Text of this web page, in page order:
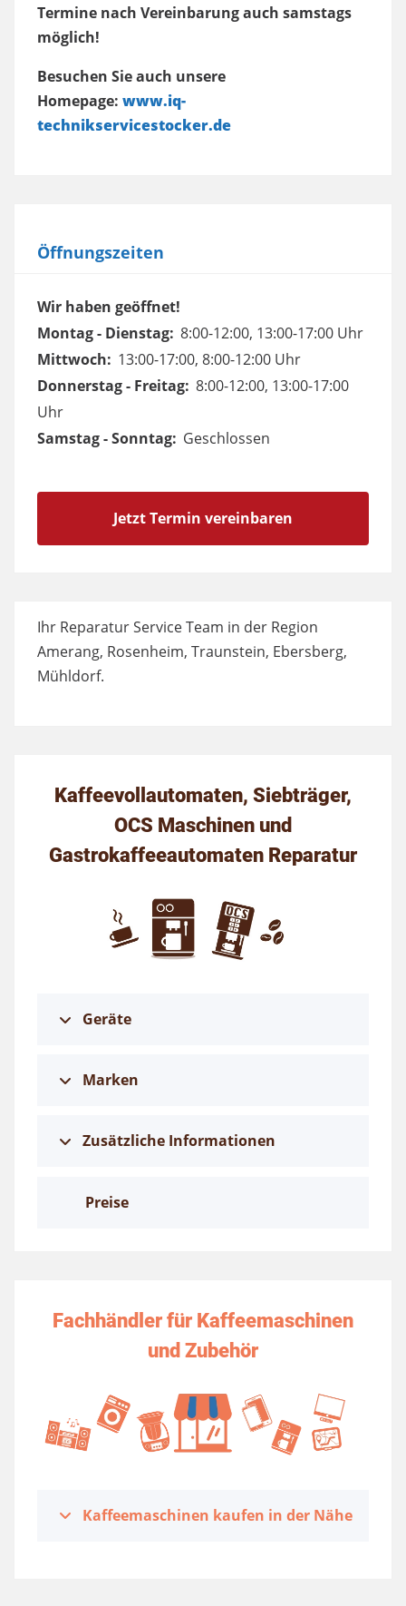
Termine nach Vereinbarung auch samstags
möglich!
Besuchen Sie auch unsere
Homepage: www.iq-
technikservicestocker.de
Öffnungszeiten
Wir haben geöffnet!
Montag - Dienstag: 8:00-12:00, 13:00-17:00 Uhr
Mittwoch: 13:00-17:00, 8:00-12:00 Uhr
Donnerstag - Freitag: 8:00-12:00, 13:00-17:00
Uhr
Samstag - Sonntag: Geschlossen
Jetzt Termin vereinbaren
Ihr Reparatur Service Team in der Region
Amerang, Rosenheim, Traunstein, Ebersberg,
Mühldorf.
Kaffeevollautomaten, Siebträger,
OCS Maschinen und
Gastrokaffeeautomaten Reparatur
Geräte
Marken
Zusätzliche Informationen
Preise
Fachhändler für Kaffeemaschinen
und Zubehör
Kaffeemaschinen kaufen in der Nähe